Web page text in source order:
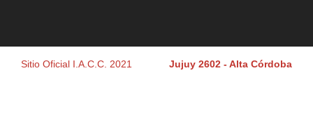
Sitio Oficial I.A.C.C. 2021 Jujuy 2602 - Alta Córdoba